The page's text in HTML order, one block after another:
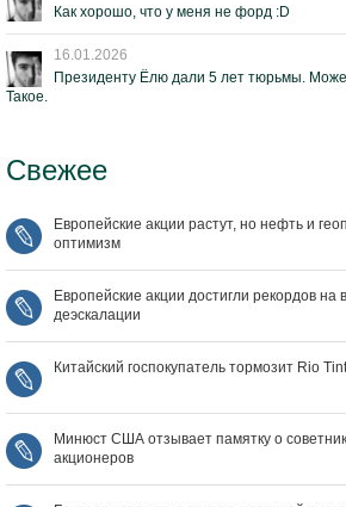
Как хорошо, что у меня не форд :D
16.01.2026
Президенту Ёлю дали 5 лет тюрьмы.
Такое.
Свежее
Европейские акции растут, но нефть и
оптимизм
Европейские акции достигли рекордов на
деэскалации
Китайский госпокупатель тормозит Rio
Минюст США отзывает памятку о
акционеров